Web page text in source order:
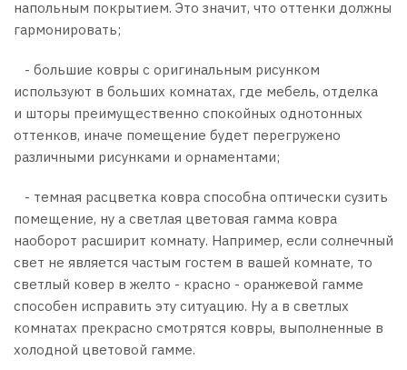
напольным покрытием. Это значит, что оттенки должны
гармонировать;
- большие ковры с оригинальным рисунком
используют в больших комнатах, где мебель, отделка
и шторы преимущественно спокойных однотонных
оттенков, иначе помещение будет перегружено
различными рисунками и орнаментами;
- темная расцветка ковра способна оптически сузить
помещение, ну а светлая цветовая гамма ковра
наоборот расширит комнату. Например, если солнечный
свет не является частым гостем в вашей комнате, то
светлый ковер в желто - красно - оранжевой гамме
способен исправить эту ситуацию. Ну а в светлых
комнатах прекрасно смотрятся ковры, выполненные в
холодной цветовой гамме.